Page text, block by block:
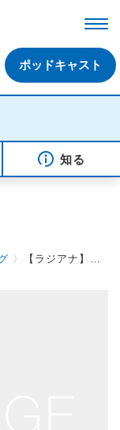
ポッドキャスト
知る
〉 【ラジアナ】スーパームーン【水曜日】